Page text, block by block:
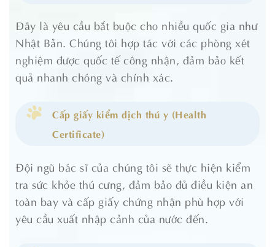
Đây là yêu cầu bắt buộc cho nhiều quốc gia như
Nhật Bản. Chúng tôi hợp tác với các phòng xét
nghiệm được quốc tế công nhận, đảm bảo kết
quả nhanh chóng và chính xác.
Cấp giấy kiểm dịch thú y (Health
Certificate)
Đội ngũ bác sĩ của chúng tôi sẽ thực hiện kiểm
tra sức khỏe thú cưng, đảm bảo đủ điều kiện an
toàn bay và cấp giấy chứng nhận phù hợp với
yêu cầu xuất nhập cảnh của nước đến.